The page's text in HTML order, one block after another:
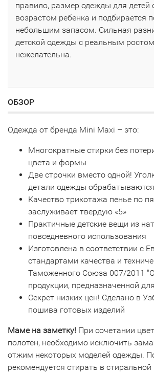
правило, размер одежды для детей
возрастом ребенка и подбирается
небольшим запасом. Сильная
детской одежды с реальным
нежелательна.
ОБЗОР
Одежда от бренда Mini Maxi – это:
Многократные стирки без
цвета и формы
Две строчки вместо одной!
детали одежды
Качество трикотажа пенье по
заслуживает твердую «5»
Практичные детские вещи из
повседневного использования
Изготовлена в соответствии с
стандартами качества и
Таможенного Союза 007/2011
продукции, предназначенной
Секрет низких цен! Сделано в
пошива готовых изделий
Маме на заметку! При сочетании
полотен, необходимо исключить
отжим некоторых моделей одежды.
рекомендуется стирать в